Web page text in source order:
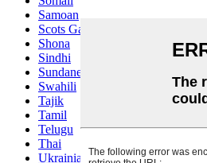
Samoan
Scots Gaelic
Shona
Sindhi
Sundanese
Swahili
Tajik
Tamil
Telugu
Thai
Ukrainian